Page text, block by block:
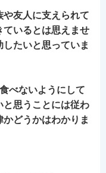
や友人に支えられて
ているとは思えませ
たいと思っていま
べないようにして
と思うことには従わ
どうかはわかりま